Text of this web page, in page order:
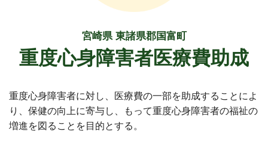
宮崎県 東諸県郡国富町
重度心身障害者医療費助成
重度心身障害者に対し、医療費の一部を助成することによ
り、保健の向上に寄与し、もって重度心身障害者の福祉の
増進を図ることを目的とする。